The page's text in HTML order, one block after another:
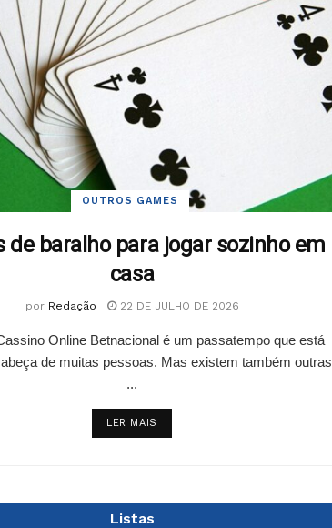
OUTROS GAMES
de baralho para jogar sozinho em
casa
por Redação 22 DE JULHO DE 2026
Online Betnacional é um passatempo que está
de muitas pessoas. Mas existem também outras
...
LER MAIS
Listas